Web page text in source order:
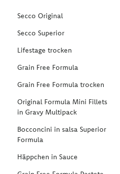
Secco Original
Secco Superior
Lifestage trocken
Grain Free Formula
Grain Free Formula trocken
Original Formula Mini Fillets
in Gravy Multipack
Bocconcini in salsa Superior
Formula
Häppchen in Sauce